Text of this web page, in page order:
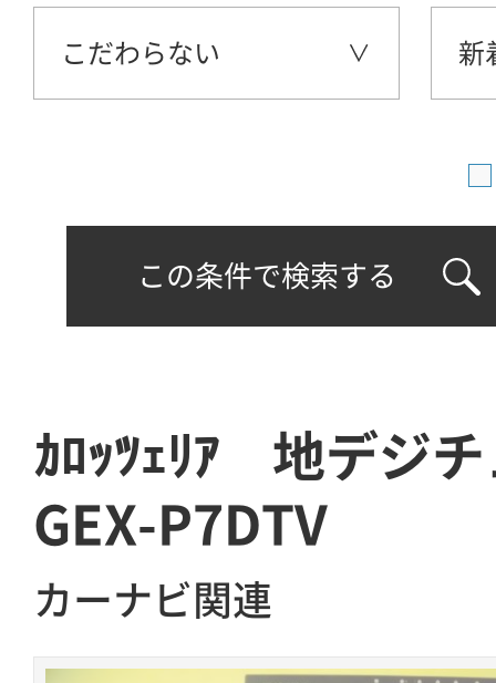
こだわらない 新
この条件で検索する
ｶﾛｯﾂｪﾘｱ 地デジ
GEX-P7DTV
カーナビ関連